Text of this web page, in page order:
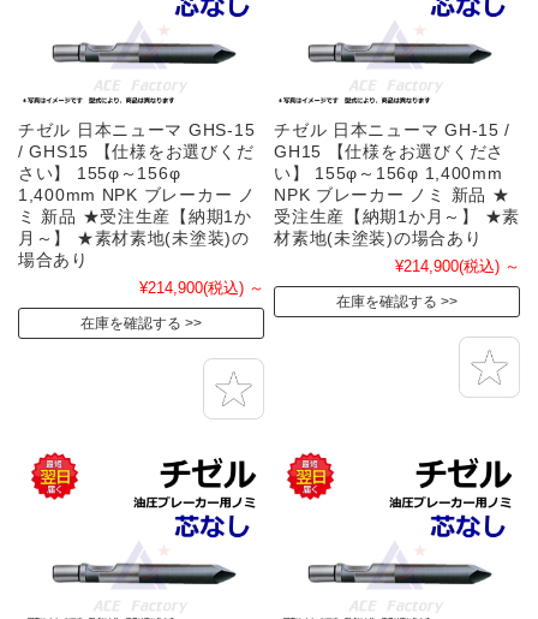
チゼル 日本ニューマ GHS-15
/ GHS15 【仕様をお選びくだ
さい】 155φ～156φ
1,400mm NPK ブレーカー ノ
ミ 新品 ★受注生産【納期1か
月～】 ★素材素地(未塗装)の
場合あり
¥214,900(税込) ～
在庫を確認する
チゼル 日本ニューマ GH-15 /
GH15 【仕様をお選びくださ
い】 155φ～156φ 1,400mm
NPK ブレーカー ノミ 新品 ★
受注生産【納期1か月～】 ★素
材素地(未塗装)の場合あり
¥214,900(税込) ～
在庫を確認する